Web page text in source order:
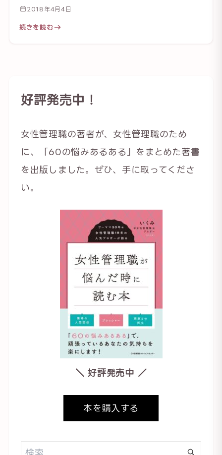
2018年4月4日
続きを読む
好評発売中！
女性管理職の著者が、女性管理職のため
に、「60の悩みあるある」をまとめた著書
を出版しました。ぜひ、手に取ってくださ
い。
＼ 好評発売中 ／
本を購入する